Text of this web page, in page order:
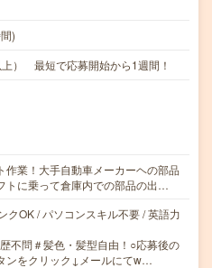
)
） 最短で応募開始から1週間！
作業！大手自動車メーカーヘの部品
トに乗って倉庫内での部品の出…
クOK / パソコンスキル不要 / 英語力
不問＃髪色・髪型自由！○応募後の
ンをクリック↓メールにてw…